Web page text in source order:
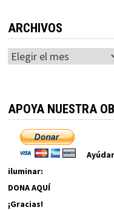
ARCHIVOS
Archivos
APOYA NUESTRA
iluminar:
DONA AQUÍ
¡Gracias!